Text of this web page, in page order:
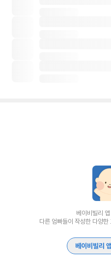
베이비빌리
다른 엄빠들이 작성한 다양
베이비빌리